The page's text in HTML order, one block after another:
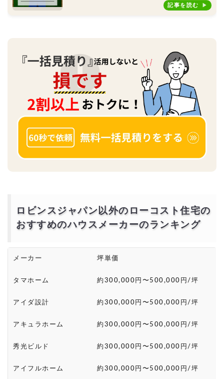
記事を読む
ロビンスジャパン以外のローコスト住宅の
おすすめのハウスメーカーのランキング
メーカー 坪単価
タマホーム 約300,000円〜500,000円/坪
アイダ設計 約300,000円〜500,000円/坪
アキュラホーム 約300,000円〜500,000円/坪
秀光ビルド 約300,000円〜500,000円/坪
アイフルホーム 約300,000円〜500,000円/坪